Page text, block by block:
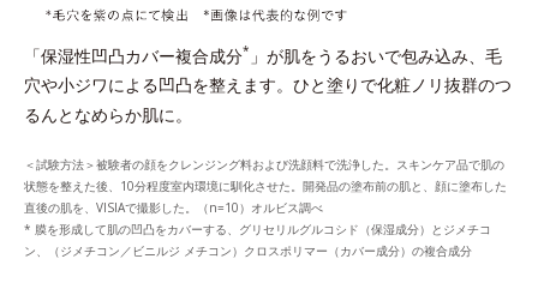
「保湿性凹凸カバー複合成分* 」が肌をうるおいで包み込み、毛
穴や小ジワによる凹凸を整えます。ひと塗りで化粧ノリ抜群のつ
るんとなめらか肌に。
＜試験方法＞被験者の顔をクレンジング料および洗顔料で洗浄した。スキンケア品で肌の
状態を整えた後、10分程度室内環境に馴化させた。開発品の塗布前の肌と、顔に塗布した
直後の肌を、VISIAで撮影した。（n=10）オルビス調べ
* 膜を形成して肌の凹凸をカバーする、グリセリルグルコシド（保湿成分）とジメチコ
ン、（ジメチコン／ビニルジ メチコン）クロスポリマー（カバー成分）の複合成分